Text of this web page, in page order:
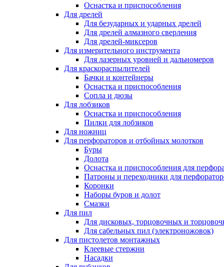
Оснастка и приспособления
Для дрелей
Для безударных и ударных дрелей
Для дрелей алмазного сверления
Для дрелей-миксеров
Для измерительного инструмента
Для лазерных уровней и дальномеров
Для краскораспылителей
Бачки и контейнеры
Оснастка и приспособления
Сопла и дюзы
Для лобзиков
Оснастка и приспособления
Пилки для лобзиков
Для ножниц
Для перфораторов и отбойных молотков
Буры
Долота
Оснастка и приспособления для
Патроны и переходники для
Коронки
Наборы буров и долот
Смазки
Для пил
Для дисковых, торцовочных и
Для сабельных пил (электроножовок)
Для пистолетов монтажных
Клеевые стержни
Насадки